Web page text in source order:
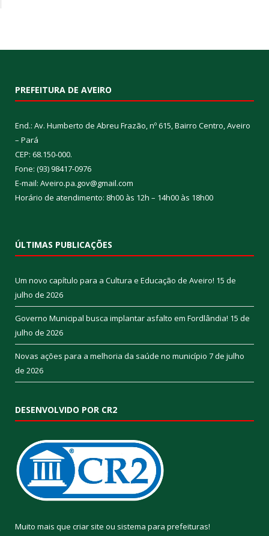
PREFEITURA DE AVEIRO
End.: Av. Humberto de Abreu Frazão, nº 615, Bairro Centro, Aveiro
– Pará
CEP: 68.150-000.
Fone: (93) 98417-0976
E-mail: Aveiro.pa.gov@gmail.com
Horário de atendimento: 8h00 às 12h – 14h00 às 18h00
ÚLTIMAS PUBLICAÇÕES
Um novo capítulo para a Cultura e Educação de Aveiro! 15 de
julho de 2026
Governo Municipal busca implantar asfalto em Fordlândia! 15 de
julho de 2026
Novas ações para a melhoria da saúde no município 7 de julho
de 2026
DESENVOLVIDO POR CR2
Muito mais que criar site ou sistema para prefeituras!